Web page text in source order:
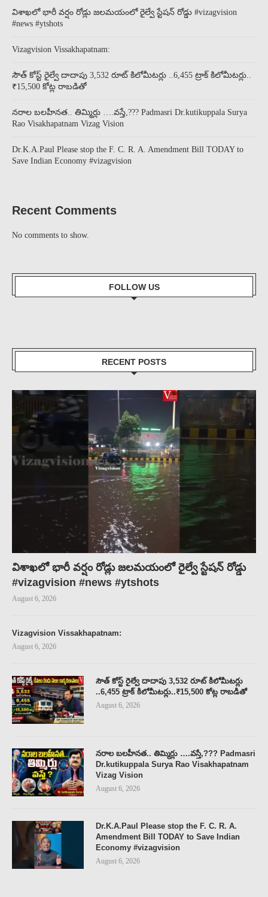
విశాఖలో భారీ వర్షం రోడ్లు జలమయంలో రైల్వే స్టేషన్ రోడ్డు #vizagvision
#news #ytshots
Vizagvision Vissakhapatnam:
సౌత్ కోస్ట్ రైల్వే దాదాపు 3,532 రూట్ కిలోమీటర్లు ..6,455 ట్రాక్ కిలోమీటర్లు..
₹15,500 కోట్ల రాబడితో
నరాల బలహీనత.. తిమ్మిర్లు ….వస్తే,??? Padmasri Dr.kutikuppala Surya
Rao Visakhapatnam Vizag Vision
Dr.K.A.Paul Please stop the F. C. R. A. Amendment Bill TODAY to
Save Indian Economy #vizagvision
Recent Comments
No comments to show.
FOLLOW US
RECENT POSTS
విశాఖలో భారీ వర్షం రోడ్లు జలమయంలో రైల్వే స్టేషన్ రోడ్డు
#vizagvision #news #ytshots
August 6, 2026
Vizagvision Vissakhapatnam:
August 6, 2026
సౌత్ కోస్ట్ రైల్వే దాదాపు 3,532 రూట్ కిలోమీటర్లు
..6,455 ట్రాక్ కిలోమీటర్లు..₹15,500 కోట్ల రాబడితో
August 6, 2026
నరాల బలహీనత.. తిమ్మిర్లు ….వస్తే,??? Padmasri
Dr.kutikuppala Surya Rao Visakhapatnam
Vizag Vision
August 6, 2026
Dr.K.A.Paul Please stop the F. C. R. A.
Amendment Bill TODAY to Save Indian
Economy #vizagvision
August 6, 2026